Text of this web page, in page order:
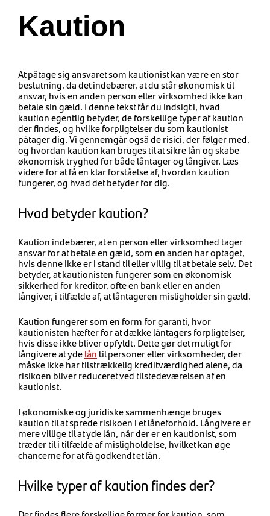
Kaution
At påtage sig ansvaret som kautionist kan være en stor
beslutning, da det indebærer, at du står økonomisk til
ansvar, hvis en anden person eller virksomhed ikke kan
betale sin gæld. I denne tekst får du indsigt i, hvad
kaution egentlig betyder, de forskellige typer af kaution
der findes, og hvilke forpligtelser du som kautionist
påtager dig. Vi gennemgår også de risici, der følger med,
og hvordan kaution kan bruges til at sikre lån og skabe
økonomisk tryghed for både låntager og långiver. Læs
videre for at få en klar forståelse af, hvordan kaution
fungerer, og hvad det betyder for dig.
Hvad betyder kaution?
Kaution indebærer, at en person eller virksomhed tager
ansvar for at betale en gæld, som en anden har optaget,
hvis denne ikke er i stand til eller villig til at betale selv. Det
betyder, at kautionisten fungerer som en økonomisk
sikkerhed for kreditor, ofte en bank eller en anden
långiver, i tilfælde af, at låntageren misligholder sin gæld.
Kaution fungerer som en form for garanti, hvor
kautionisten hæfter for at dække låntagers forpligtelser,
hvis disse ikke bliver opfyldt. Dette gør det muligt for
långivere at ydelån til personer eller virksomheder, der
måske ikke har tilstrækkelig kreditværdighed alene, da
risikoen bliver reduceret ved tilstedeværelsen af en
kautionist.
I økonomiske og juridiske sammenhænge bruges
kaution til at sprede risikoen i et låneforhold. Långivere er
mere villige til at yde lån, når der er en kautionist, som
træder til i tilfælde af misligholdelse, hvilket kan øge
chancerne for at få godkendt et lån.
Hvilke typer af kaution findes der?